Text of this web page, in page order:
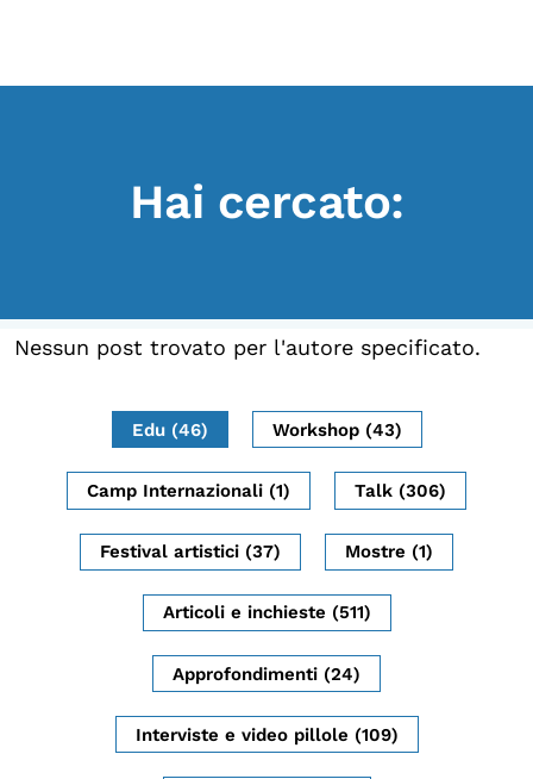
LA FONDAZIONE
Archivio
Archivi del presente
Biblioteca
Mostre digitali
Osservatori di ricerca
Progetti Nazionali
Hai cercato:
Nessun post trovato per l'autore specificato.
Edu (46) Workshop (43)
Camp Internazionali (1) Talk (306)
Festival artistici (37) Mostre (1)
Articoli e inchieste (511)
Approfondimenti (24)
Interviste e video pillole (109)